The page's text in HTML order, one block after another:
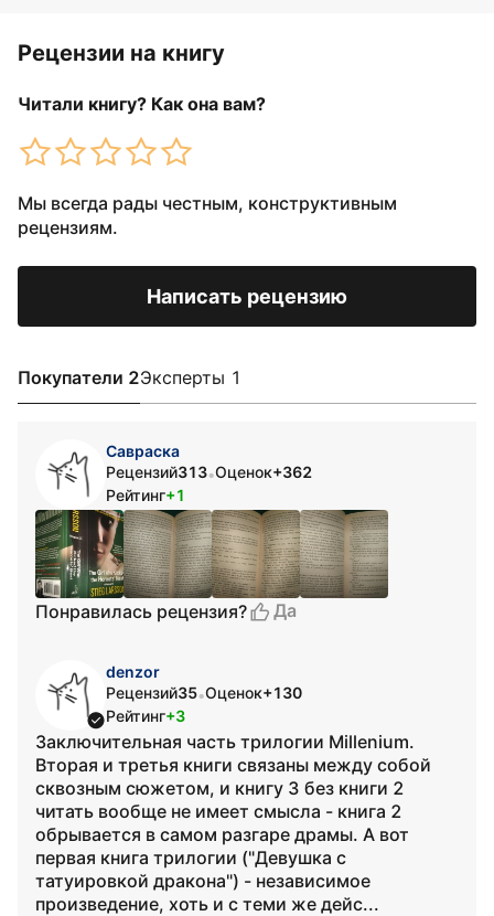
Рецензии на книгу
Читали книгу? Как она вам?
Мы всегда рады честным, конструктивным
рецензиям.
Написать рецензию
Покупатели 2Эксперты 1
Савраска
Рецензий313•Оценок+362
Рейтинг+1
Понравилась рецензия? Да
denzor
Рецензий35•Оценок+130
Рейтинг+3
Заключительная часть трилогии Millenium.
Вторая и третья книги связаны между собой
сквозным сюжетом, и книгу 3 без книги 2
читать вообще не имеет смысла - книга 2
обрывается в самом разгаре драмы. А вот
первая книга трилогии ("Девушка с
татуировкой дракона") - независимое
произведение, хоть и с теми же дейс...